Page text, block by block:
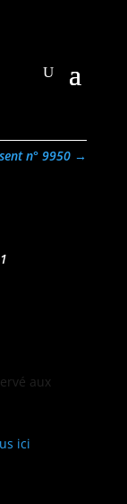
n° 9950 →
aux
ici